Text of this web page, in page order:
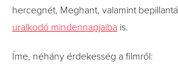
hercegnét, Meghant, valamint
uralkodó mindennapjaiba is.
Íme, néhány érdekesség a filmről: